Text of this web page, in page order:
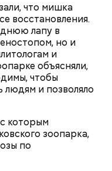
что мишка
восстановления.
лапу в
но и
и
объясняли,
чтобы
людям и позволяло
которым
зоопарка,
по